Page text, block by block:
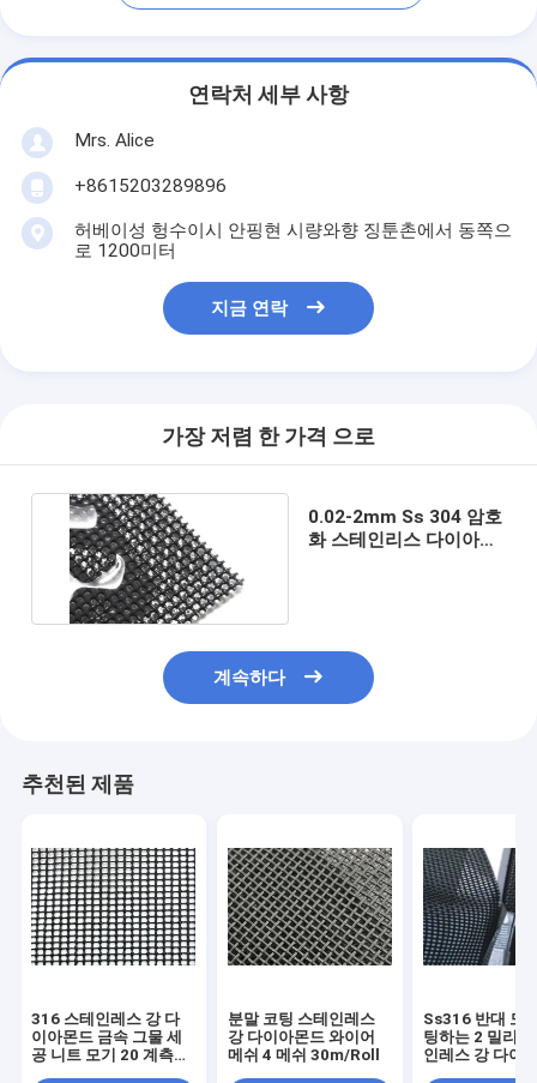
연락처 세부 사항
Mrs. Alice
+8615203289896
허베이성 헝수이시 안핑현 시량와향 징툰촌에서 동쪽으
로 1200미터
지금 연락
가장 저렴 한 가격 으로
0.02-2mm Ss 304 암호
화 스테인리스 다이아몬
계속하다
추천된 제품
316 스테인레스 강 다
이아몬드 금속 그물 세
공 니트 모기 20 계측기
분말 코팅 스테인레스
강 다이아몬드 와이어
메쉬 4 메쉬 30m/Roll
Ss316 반대 도
팅하는 2 밀리
인레스 강 다이